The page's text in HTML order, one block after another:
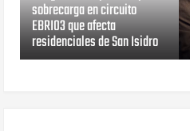
sobrecarga en circuito
EBRI03 que afecta
residenciales de San Isidro